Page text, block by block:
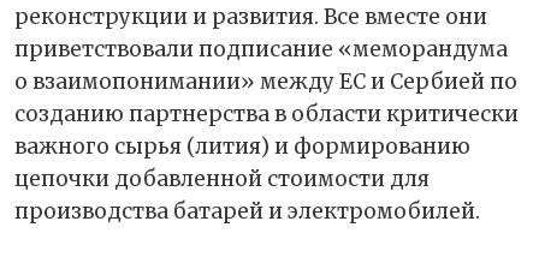
реконструкции и развития. Все вместе они
приветствовали подписание «меморандума
о взаимопонимании» между ЕС и Сербией по
созданию партнерства в области критически
важного сырья (лития) и формированию
цепочки добавленной стоимости для
производства батарей и электромобилей.